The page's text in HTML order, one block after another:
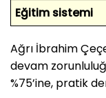
Eğitim sistemi
Ağrı İbrahim
devam
%75’ine, pratik